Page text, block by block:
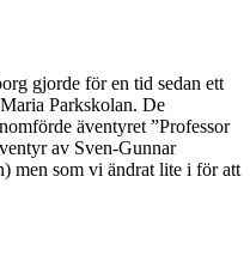
gjorde för en tid sedan ett
Parkskolan. De
äventyret ”Professor
av Sven-Gunnar
men som vi ändrat lite i för att